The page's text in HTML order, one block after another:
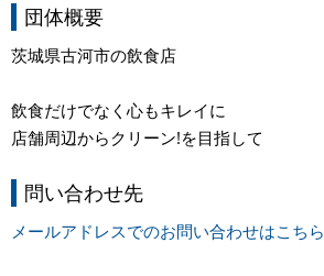
団体概要
茨城県古河市の飲食店
飲食だけでなく心もキレイに
店舗周辺からクリーン!を目指して
問い合わせ先
メールアドレスでのお問い合わせはこちら